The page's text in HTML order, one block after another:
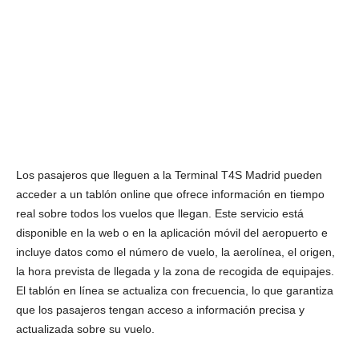
Los pasajeros que lleguen a la Terminal T4S Madrid pueden
acceder a un tablón online que ofrece información en tiempo
real sobre todos los vuelos que llegan. Este servicio está
disponible en la web o en la aplicación móvil del aeropuerto e
incluye datos como el número de vuelo, la aerolínea, el origen,
la hora prevista de llegada y la zona de recogida de equipajes.
El tablón en línea se actualiza con frecuencia, lo que garantiza
que los pasajeros tengan acceso a información precisa y
actualizada sobre su vuelo.